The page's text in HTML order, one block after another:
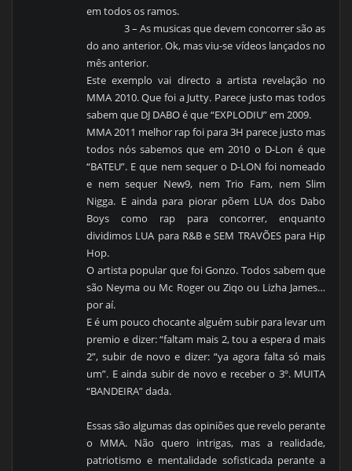
em todos os ramos.
3 – As musicas que devem concorrer são as
do ano anterior. Ok, mas viu-se vídeos lançados no
mês anterior.
Este exemplo vai directo a artista revelação no
MMA 2010. Que foi a Jutty. Parece justo mas todos
sabem que DJ DABO é que “EXPLODIU” em 2009.
MMA 2011 melhor rap foi para 3H parece justo mas
todos nós sabemos que em 2010 o D-Lon é que
“BATEU”. E que nem sequer o D-LON foi nomeado
e nem sequer New9, nem Trio Fam, nem Slim
Nigga. E ainda para piorar põem LUA dos Dabo
Boys como rap para concorrer, enquanto
dividimos LUA para R&B e SEM TRAVÕES para Hip
Hop.
O artista popular que foi Gonzo. Todos sabem que
são Neyma ou Mc Roger ou Ziqo ou Lizha James…
por aí.
E é um pouco chocante alguém subir para levar um
premio e dizer: “faltam mais 2, tou a espera d mais
2”, subir de novo e dizer: “ya agora falta só mais
um”. E ainda subir de novo e receber o 3º. MUITA
“BANDEIRA” dada.
Essas são algumas das opiniões que revelo perante
o MMA. Não quero intrigas, mas a realidade,
patriotismo e mentalidade sofisticada perante a